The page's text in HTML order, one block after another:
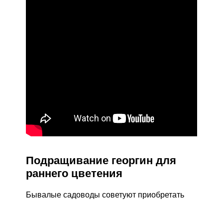
Подращивание георгин для
раннего цветения
Бывалые садоводы советуют приобретать